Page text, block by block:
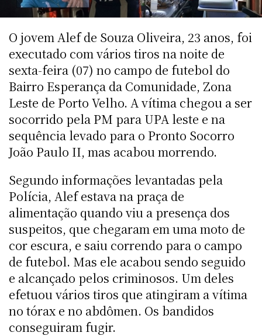
O jovem Alef de Souza Oliveira, 23 anos, foi
executado com vários tiros na noite de
sexta-feira (07) no campo de futebol do
Bairro Esperança da Comunidade, Zona
Leste de Porto Velho. A vítima chegou a ser
socorrido pela PM para UPA leste e na
sequência levado para o Pronto Socorro
João Paulo II, mas acabou morrendo.
Segundo informações levantadas pela
Polícia, Alef estava na praça de
alimentação quando viu a presença dos
suspeitos, que chegaram em uma moto de
cor escura, e saiu correndo para o campo
de futebol. Mas ele acabou sendo seguido
e alcançado pelos criminosos. Um deles
efetuou vários tiros que atingiram a vítima
no tórax e no abdômen. Os bandidos
conseguiram fugir.